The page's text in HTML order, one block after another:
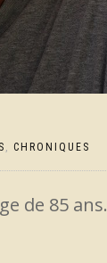
, CHRONIQUES
de 85 ans.